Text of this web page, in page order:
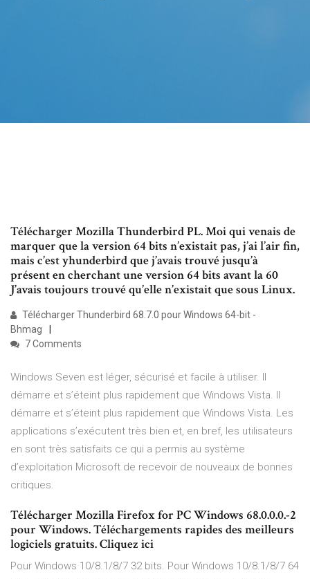
Télécharger Mozilla Thunderbird PL. Moi qui venais de
marquer que la version 64 bits n’existait pas, j’ai l’air fin,
mais c’est yhunderbird que j’avais trouvé jusqu’à
présent en cherchant une version 64 bits avant la 60
J’avais toujours trouvé qu’elle n’existait que sous Linux.
Télécharger Thunderbird 68.7.0 pour Windows 64-bit -
Bhmag
7 Comments
Windows Seven est léger, sécurisé et facile à utiliser. Il
démarre et s’éteint plus rapidement que Windows Vista. Il
démarre et s’éteint plus rapidement que Windows Vista. Les
applications s’exécutent très bien et, en bref, les utilisateurs
en sont très satisfaits ce qui a permis au système
d’exploitation Microsoft de recevoir de nouveaux de bonnes
critiques.
Télécharger Mozilla Firefox for PC Windows 68.0.0.0.-2
pour Windows. Téléchargements rapides des meilleurs
logiciels gratuits. Cliquez ici
Pour Windows 10/8.1/8/7 32 bits. Pour Windows 10/8.1/8/7 64